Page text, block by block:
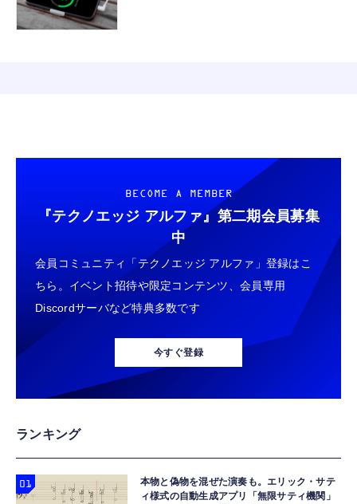
BECOME A MEMBER
『テクノエッジ アルファ』 第二期会員募集
中
会員コミュニティ「テクノエッジ アルファ」登録はこ
ちら。イベント招待や限定コンテンツ、会員専用
Discordサーバなど特典多数です
今すぐ登録
ランキング
本物と偽物を混ぜた演奏も。エリック・サテ
ィ様式の自動生成アプリ「無限サティ機関」